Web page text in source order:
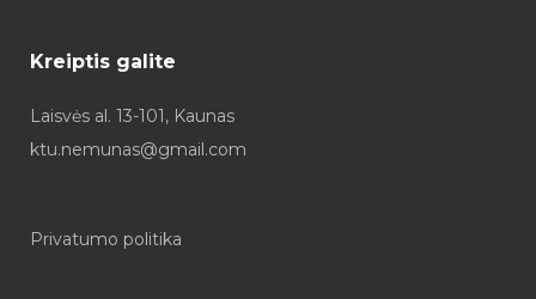
Kreiptis galite
Laisvės al. 13-101, Kaunas
ktu.nemunas@gmail.com
Privatumo politika